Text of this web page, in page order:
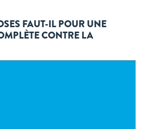
FAUT-IL POUR UNE
CONTRE LA